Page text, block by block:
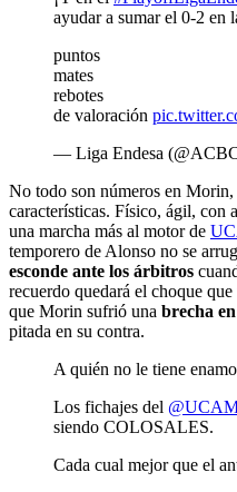
ayudar a sumar el 0-2 en
puntos
mates
rebotes
de valoración
— Liga Endesa
No todo son números en
características. Físico, ágil, con
una marcha más al motor de
temporero de Alonso no se
esconde ante los árbitros
recuerdo quedará el choque
que Morin sufrió una brecha
pitada en su contra.
A quién no le tiene
Los fichajes del
siendo COLOSALES.
Cada cual mejor que el